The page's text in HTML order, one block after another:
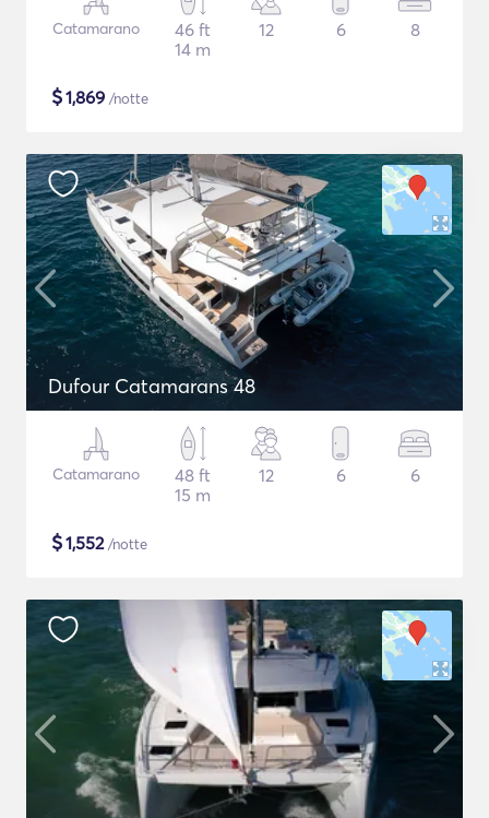
Catamarano
46 ft
14 m
12 6 8
$1,869 /notte
Dufour Catamarans 48
Catamarano
48 ft
15 m
12 6 6
$1,552/notte